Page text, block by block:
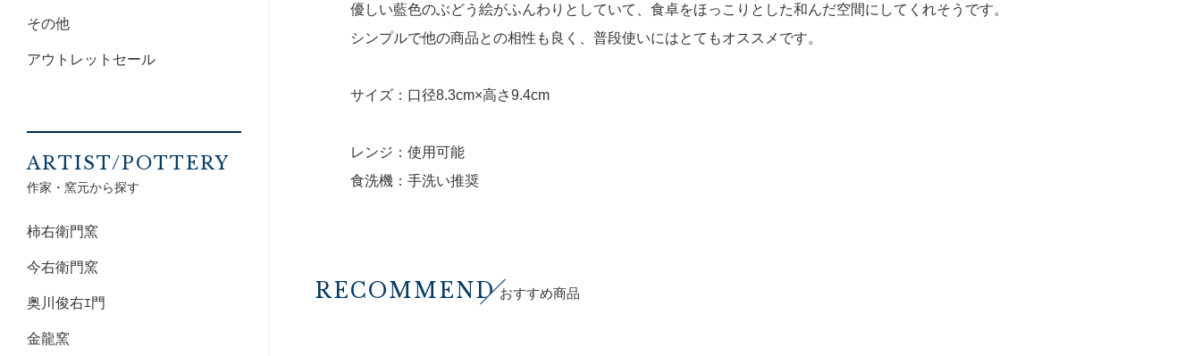
優しい藍色のぶどう絵がふんわりとしていて、食卓をほっこりとした和んだ空間にしてくれそうです。
シンプルで他の商品との相性も良く、普段使いにはとてもオススメです。
サイズ：口径8.3cm×高さ9.4cm
レンジ：使用可能
食洗機：手洗い推奨
RECOMMEND おすすめ商品
その他
アウトレットセール
ARTIST/POTTERY
作家・窯元から探す
柿右衛門窯
今右衛門窯
奥川俊右ｴ門
金龍窯